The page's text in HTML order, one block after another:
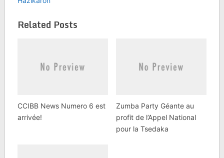
chanterons ensemble
des chants sur…
Related Posts
CCIBB News Numero 6 est
arrivée!
Zumba Party Géante au
profit de l’Appel National
pour la Tsedaka